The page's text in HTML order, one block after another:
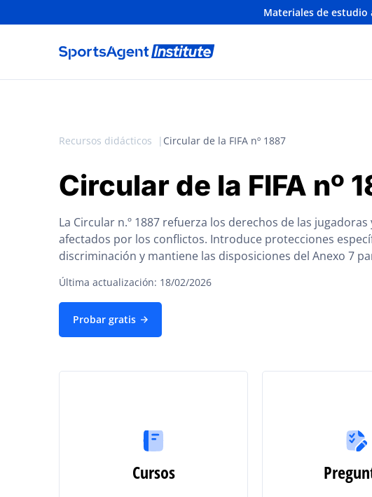
Materiales de estudio
Recursos didácticos Circular de la FIFA nº 1887
Circular de la FIFA nº
La Circular n.º 1887 refuerza los derechos de las
afectados por los conflictos. Introduce protecciones
discriminación y mantiene las disposiciones del Anexo 7
Última actualización: 18/02/2026
Probar gratis
Cursos